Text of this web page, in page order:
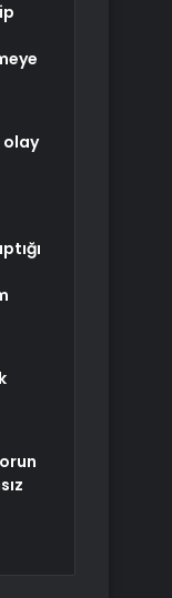
olay